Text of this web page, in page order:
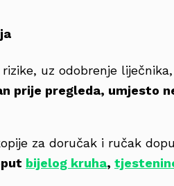
uz odobrenje
prije pregleda, umjesto
za doručak i ručak
bijelog kruha,